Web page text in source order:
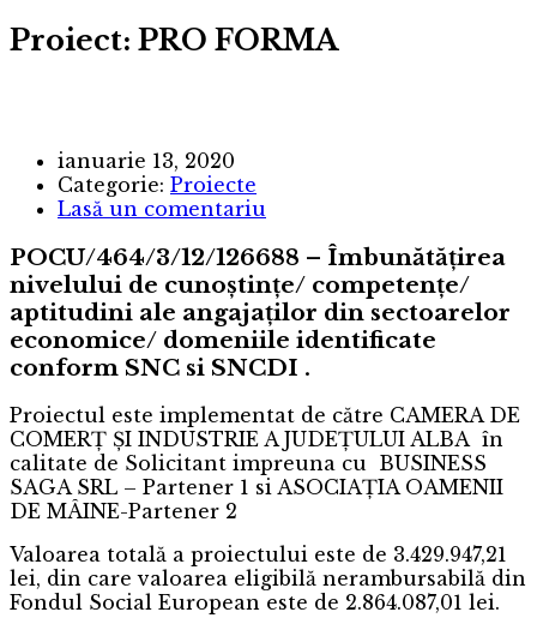
Proiect: PRO FORMA
ianuarie 13, 2020
Categorie: Proiecte
Lasă un comentariu
POCU/464/3/12/126688 – Îmbunătăţirea
nivelului de cunoştinţe/ competenţe/
aptitudini ale angajaţilor din sectoarelor
economice/ domeniile identificate
conform SNC si SNCDI .
Proiectul este implementat de către CAMERA DE
COMERȚ ȘI INDUSTRIE A JUDEȚULUI ALBA în
calitate de Solicitant impreuna cu BUSINESS
SAGA SRL – Partener 1 si ASOCIAȚIA OAMENII
DE MÂINE-Partener 2
Valoarea totală a proiectului este de 3.429.947,21
lei, din care valoarea eligibilă nerambursabilă din
Fondul Social European este de 2.864.087,01 lei.